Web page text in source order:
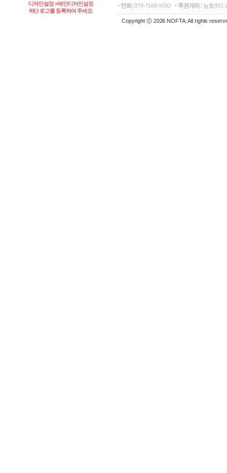
디자인설정 > 메인디자인설정
하단 로고를 등록하여 주세요.
전화 :070-7168-9302 후원계좌 : 농협302-
Copyright ⓒ 2026 NOFTA. All rights